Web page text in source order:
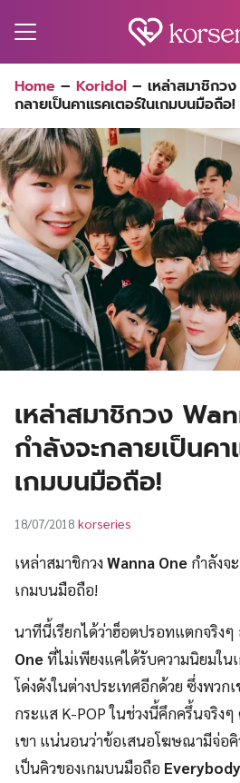
for:
Home – Koridol – เหล่าสมาชิกว
กลายเป็นคาแรคเตอร์ในเกมบนมือถือ!
เหล่าสมาชิกวง
กำลังจะกลายเป็นคา
เกมบนมือถือ!
18/07/2018 korseries
เหล่าสมาชิกวงWanna One กำลังจ
เกมบนมือถือ!
นาทีนี้เรียกได้ว่าฮ็อตปรอทแตกจริง
Oneที่ไม่เพียงแค่ได้รับความนิยมใน
โด่งดังในต่างประเทศอีกด้วย ซึ่งพวก
กระแส K-POP ในช่วงนี้คึกครึ้นจริง
เขา แน่นอนว่าข้อเสนอโฆษณามีจ่อ
เป็นคิวของเกมบนมือถือ